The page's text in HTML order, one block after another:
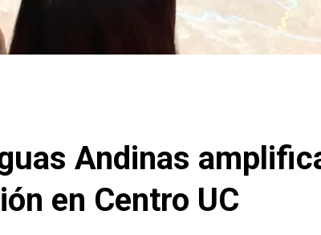
Andinas
en Centro UC